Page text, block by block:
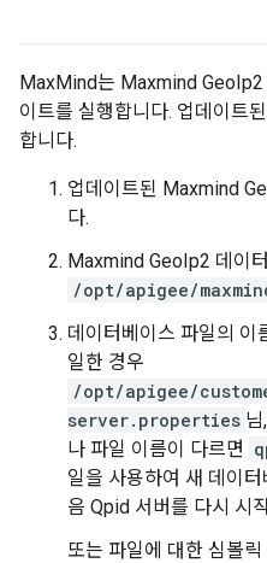
MaxMind는 Maxmind GeoIp2
이트를 실행합니다. 업데이트
합니다.
업데이트된 Maxmind
다.
Maxmind GeoIp2 데이
/opt/apigee/
데이터베이스 파일의 이
일한 경우
/opt/apigee/
server.properties
나 파일 이름이 다르면
일을 사용하여 새 데이
음 Qpid 서버를 다시 시
또는 파일에 대한 심볼